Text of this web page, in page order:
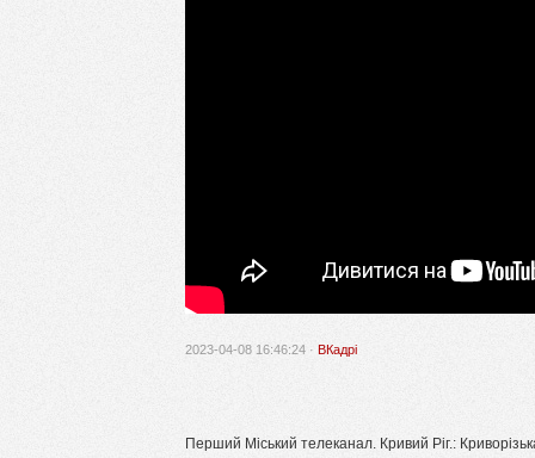
2023-04-08 16:46:24 · ВКадрі
Перший Міський телеканал. Кривий Ріг.: